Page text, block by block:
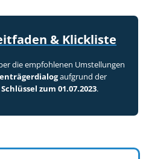
& Klickliste
die empfohlenen Umstellungen
aufgrund der
zum 01.07.2023.